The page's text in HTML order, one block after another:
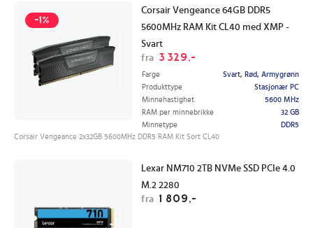
-1%
Corsair Vengeance 64GB DDR5
5600MHz RAM Kit CL40 med XMP -
Svart
fra 3 329,-
Farge
Svart, Rød, Armygrønn
Produkttype
Stasjonær PC
Minnehastighet
5600 MHz
RAM per minnebrikke
32 GB
Minnetype
DDR5
Corsair Vengeance 2x32GB 5600MHz DDR5 RAM Kit Sort CL40
Lexar NM710 2TB NVMe SSD PCIe 4.0
M.2 2280
fra 1 809,-